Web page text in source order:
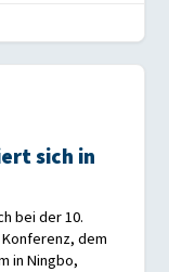
sich in
bei der 10.
dem
in Ningbo,